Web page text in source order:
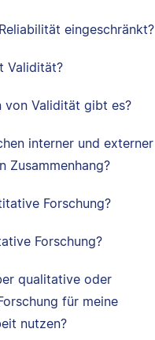
eingeschränkt?
Validität?
von Validität gibt es?
interner und externer
Zusammenhang?
Forschung?
Forschung?
qualitative oder
für meine
nutzen?